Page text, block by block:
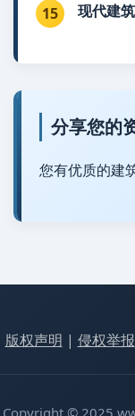
15 现代建
分享您的
您有优质的建
版权声明 | 侵权举报
Copyright © 2025